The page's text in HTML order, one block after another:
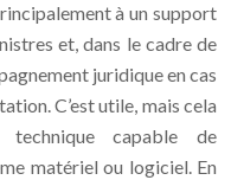
à un support
et, dans le cadre de
juridique en cas
C’est utile, mais cela
capable de
matériel ou logiciel. En